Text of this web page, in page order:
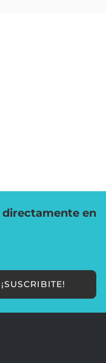
directamente en
¡SUSCRIBITE!